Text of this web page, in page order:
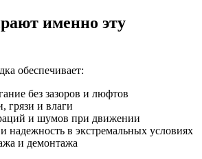
именно эту
обеспечивает:
без зазоров и люфтов
грязи и влаги
и шумов при движении
надежность в экстремальных условиях
и демонтажа